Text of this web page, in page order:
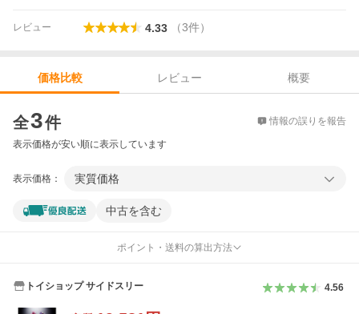
レビュー 4.33 （3件）
価格比較 レビュー
概要
全3件 情報の誤りを報告
表示価格が安い順に表示しています
表示価格： 実質価格
中古を含む
ポイント・送料の算出方法
トイショップ サイドスリー 4.56